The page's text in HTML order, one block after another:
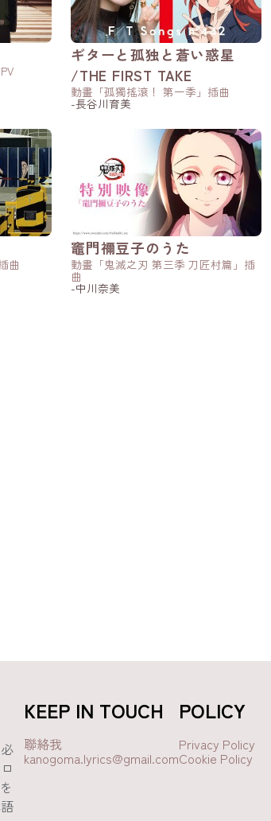
ギターと孤独と蒼い惑星
/THE FIRST TAKE
動畫「孤獨搖滾！ 第一季」插曲
-長谷川育美
曲
竈門禰󠄀豆子のうた
動畫「鬼滅之刃 第三季 刀匠村篇」插
曲
-中川奈美
KEEP IN TOUCH
聯絡我
kanogoma.lyrics@gmail.com
POLICY
Privacy Policy
Cookie Policy